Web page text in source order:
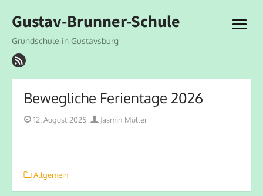
to
Gustav-Brunner-Schule
Grundschule in Gustavsburg
open
Bewegliche Ferientage 2026
Posted
12. August 2025 Author
Jasmin Müller
Allgemein